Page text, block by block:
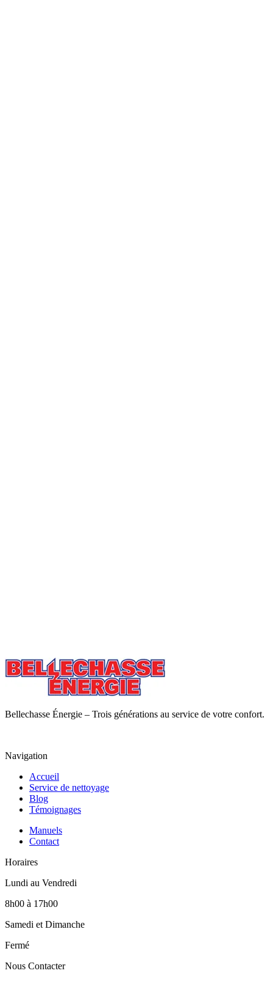
Bellechasse Énergie – Trois générations au service de votre confort.
Navigation
Accueil
Service de nettoyage
Blog
Témoignages
Manuels
Contact
Horaires
Lundi au Vendredi
8h00 à 17h00
Samedi et Dimanche
Fermé
Nous Contacter